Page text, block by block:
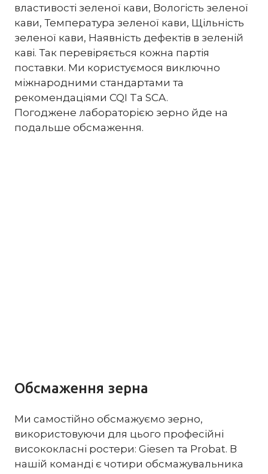
властивості зеленої кави, Вологість зеленої
кави, Температура зеленої кави, Щільність
зеленої кави, Наявність дефектів в зеленій
каві. Так перевіряється кожна партія
поставки. Ми користуємося виключно
міжнародними стандартами та
рекомендаціями CQI Ta SCA.
Погоджене лабораторією зерно йде на
подальше обсмаження.
Обсмаження зерна
Ми самостійно обсмажуємо зерно,
використовуючи для цього професійні
висококласні ростери: Giesen та Probat. В
нашій команді є чотири обсмажувальника